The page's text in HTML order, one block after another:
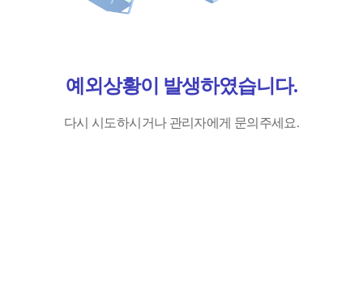
예외상황이 발생하였습니다.
다시 시도하시거나 관리자에게 문의주세요.